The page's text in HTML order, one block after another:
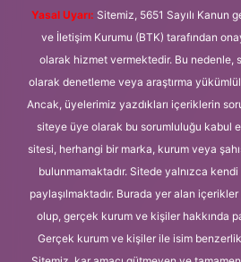
Yasal Uyarı: Sitemiz, 5651 Sayılı Kanun
ve İletişim Kurumu (BTK) tarafından
olarak hizmet vermektedir. Bu nedenle,
olarak denetleme veya araştırma
Ancak, üyelerimiz yazdıkları içeriklerin
siteye üye olarak bu sorumluluğu kabul
sitesi, herhangi bir marka, kurum veya
bulunmamaktadır. Sitede yalnızca kendi
paylaşılmaktadır. Burada yer alan
olup, gerçek kurum ve kişiler hakkında
Gerçek kurum ve kişiler ile isim